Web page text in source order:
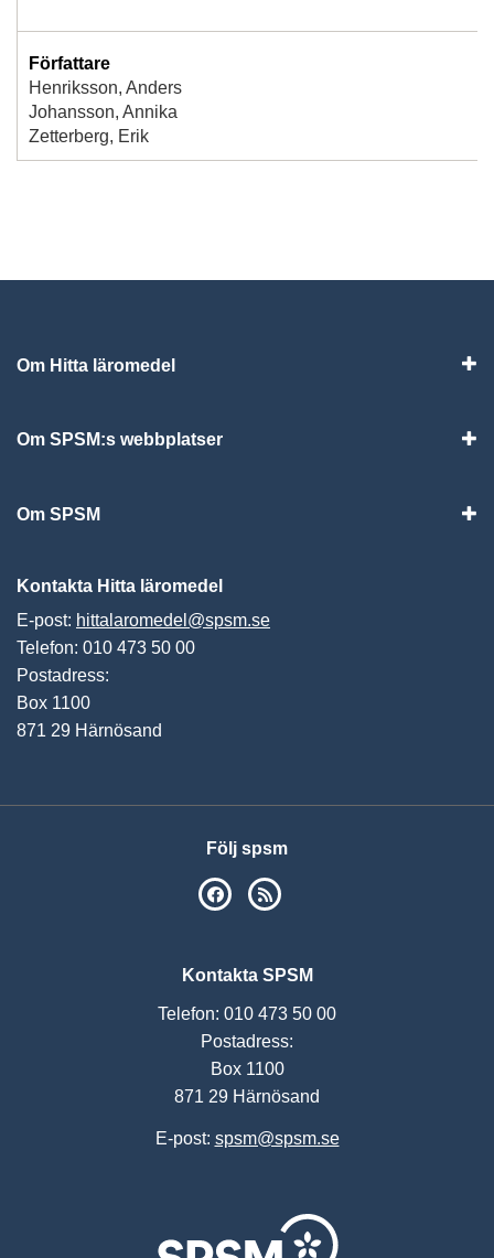
Författare
Henriksson, Anders
Johansson, Annika
Zetterberg, Erik
Om Hitta läromedel
Om SPSM:s webbplatser
Om SPSM
Kontakta Hitta läromedel
E-post: hittalaromedel@spsm.se
Telefon: 010 473 50 00
Postadress:
Box 1100
871 29 Härnösand
Följ spsm
SPSM på Facebook
Kontakta SPSM
Telefon: 010 473 50 00
Postadress:
Box 1100
871 29 Härnösand
E-post: spsm@spsm.se